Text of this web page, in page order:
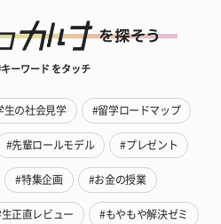
ーワード をタッチ
生の社会見学 #留学ロードマップ
#先輩ロールモデル #プレゼント
#特集企画 #お金の授業
正直レビュー #もやもや解決ゼミ